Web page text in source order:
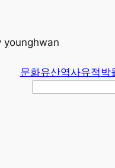
younghwan
문화유산역사유적박